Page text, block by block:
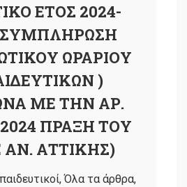
ΕΤΟΣ 2024-
ΣΥΜΠΛΗΡΩΣΗ
ΩΡΑΡΙΟΥ
)
ΜΕ ΤΗΝ ΑΡ.
2024 ΠΡΑΞΗ ΤΟΥ
ΑΤΤΙΚΗΣ)
,Όλα τα άρθρα,